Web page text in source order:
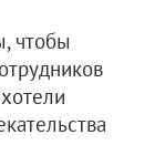
чтобы